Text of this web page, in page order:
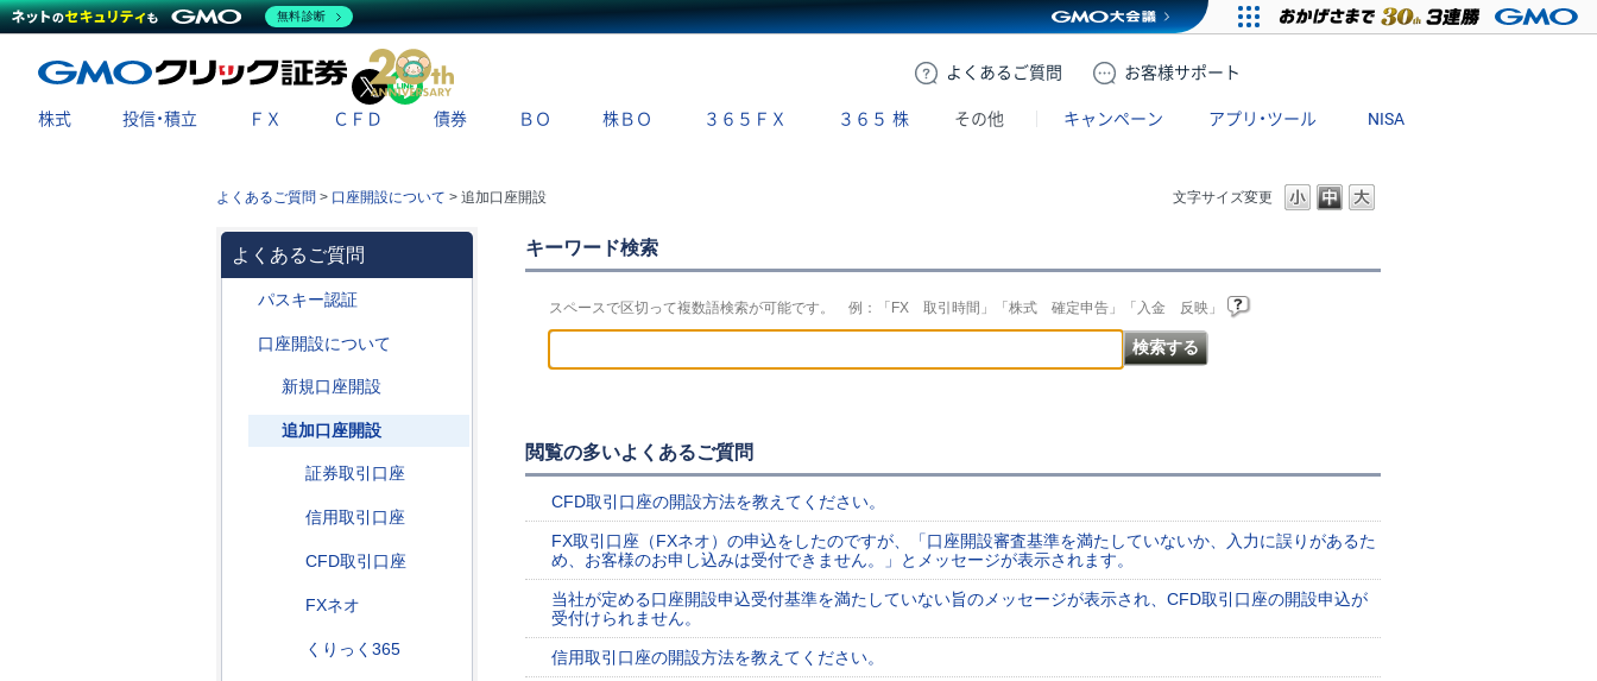
よくある ご質問 お客様サポート
X
株式 投信・積立 ＦＸ ＣＦＤ 債券 ＢＯ 株ＢＯ ３６５ＦＸ ３６５ 株 その他 キャンペーン アプリ・ツール NISA
文字サイズ変更
よくあるご質問 > 口座開設について > 追加口座開設
よくあるご質問
パスキー認証
口座開設について
新規口座開設
追加口座開設
証券取引口座
信用取引口座
CFD取引口座
FXネオ
くりっく365
キーワード検索
スペースで区切って複数語検索が可能です。 例：「FX 取引時間」「株式 確定申告」「入金 反映」
閲覧の多いよくあるご質問
CFD取引口座の開設方法を教えてください。
FX取引口座（FXネオ）の申込をしたのですが、「口座開設審査基準を満たしていないか、入力に誤りがあるた
め、お客様のお申し込みは受付できません。」とメッセージが表示されます。
当社が定める口座開設申込受付基準を満たしていない旨のメッセージが表示され、CFD取引口座の開設申込が
受付けられません。
信用取引口座の開設方法を教えてください。
無料診断